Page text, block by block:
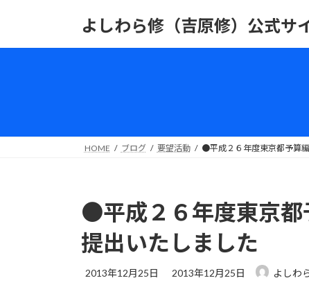
ッ
移
よしわら修（吉原修）公式サ
HOME ブログ 要望活動 ●平成２６年度東京都予算
●平成２６年度東京都
提出いたしました
2013年12月25日
最
2013年12月25日 よしわ